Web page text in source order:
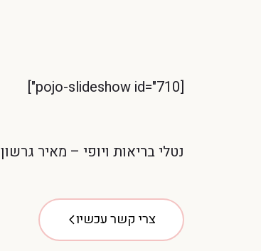
[pojo-slideshow id="710"]
נטלי בריאות ויופי – מאיר גרשון 32, פסגת זאב, ירושלים
צרי קשר עכשיו